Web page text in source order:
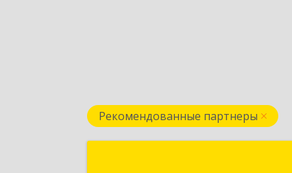
Рекомендованные партнеры